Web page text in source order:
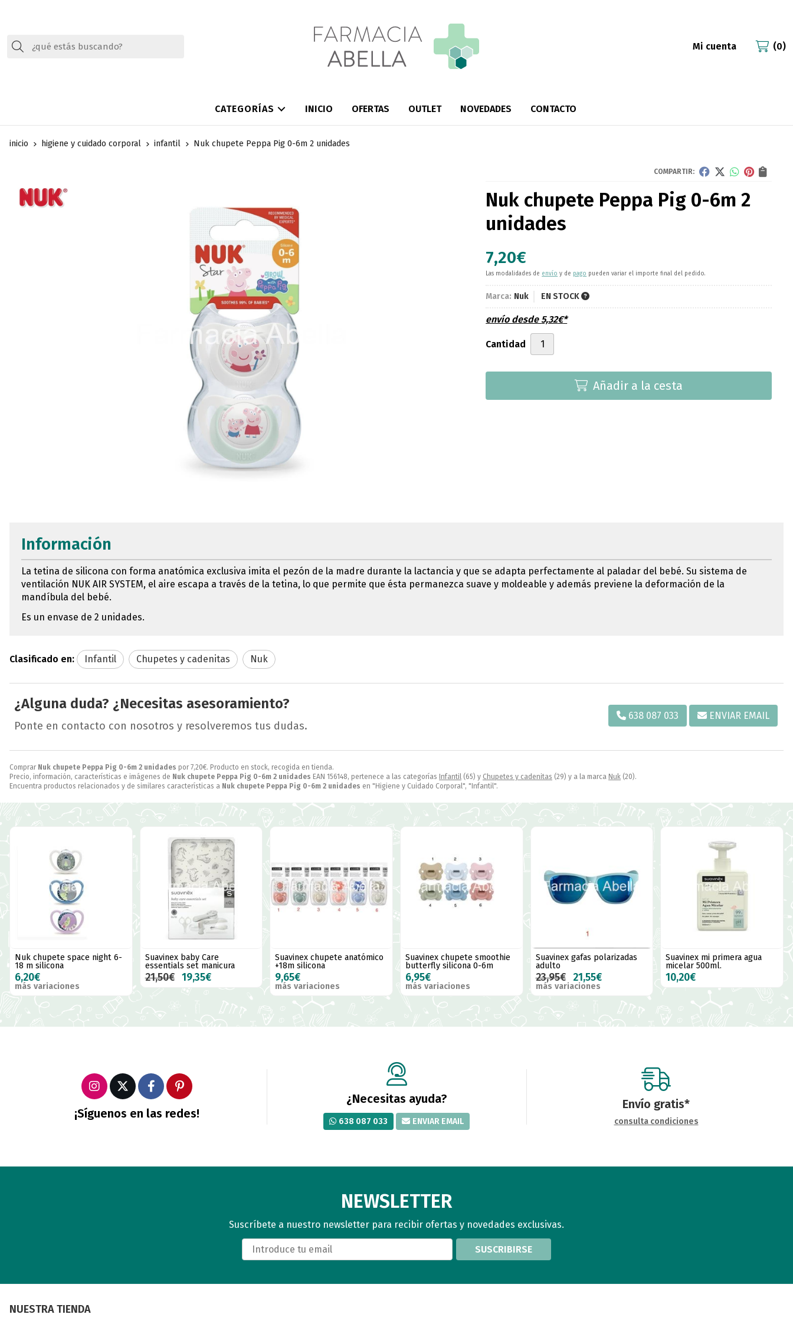
Buscar Mi cuenta 0
CATEGORÍAS INICIO OFERTAS OUTLET NOVEDADES CONTACTO
inicio higiene y cuidado corporal infantil Nuk chupete Peppa Pig 0-6m 2 unidades
COMPARTIR:
Nuk chupete Peppa Pig 0-6m 2
unidades
7,20€
Las modalidades de envío y de pago pueden variar el importe final del pedido.
Marca: Nuk EN STOCK
envío desde5,32€*
Cantidad
Añadir a la cesta
Comprar Nuk chupete Peppa Pig 0-6m 2 unidades por 7,20€. Producto en stock, recogida en tienda.
Precio, información, características e imágenes de Nuk chupete Peppa Pig 0-6m 2 unidades EAN 156148, pertenece a las categorías Infantil (65) y Chupetes y cadenitas (29) y a la marca Nuk (20).
Encuentra productos relacionados y de similares características a Nuk chupete Peppa Pig 0-6m 2 unidades en "Higiene y Cuidado Corporal", "Infantil".
Información
La tetina de silicona con forma anatómica exclusiva imita el pezón de la madre durante la lactancia y que se adapta perfectamente al paladar del bebé. Su sistema de
ventilación NUK AIR SYSTEM, el aire escapa a través de la tetina, lo que permite que ésta permanezca suave y moldeable y además previene la deformación de la
mandíbula del bebé.
Es un envase de 2 unidades.
Clasificado en: Infantil Chupetes y cadenitas Nuk
¿Alguna duda? ¿Necesitas asesoramiento?
Ponte en contacto con nosotros y resolveremos tus dudas.
638 087 033 ENVIAR EMAIL
Nuk chupete space night 6-
18 m silicona
6,20€
más variaciones
Suavinex baby Care
essentials set manicura
21,50€ 19,35€
Suavinex chupete anatómico
+18m silicona
9,65€
más variaciones
Suavinex chupete smoothie
butterfly silicona 0-6m
6,95€
más variaciones
Suavinex gafas polarizadas
adulto
23,95€ 21,55€
más variaciones
Suavinex mi primera agua
micelar 500ml.
10,20€
¡Síguenos en las redes!
¿Necesitas ayuda?
638 087 033 ENVIAR EMAIL
Envío gratis*
consulta condiciones
NEWSLETTER
Suscríbete a nuestro newsletter para recibir ofertas y novedades exclusivas.
SUSCRIBIRSE
NUESTRA TIENDA